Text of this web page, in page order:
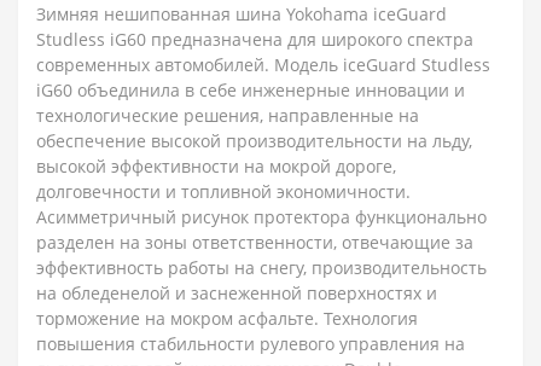
Зимняя нешипованная шина Yokohama iceGuard
Studless iG60 предназначена для широкого спектра
современных автомобилей. Модель iceGuard Studless
iG60 объединила в себе инженерные инновации и
технологические решения, направленные на
обеспечение высокой производительности на льду,
высокой эффективности на мокрой дороге,
долговечности и топливной экономичности.
Асимметричный рисунок протектора функционально
разделен на зоны ответственности, отвечающие за
эффективность работы на снегу, производительность
на обледенелой и заснеженной поверхностях и
торможение на мокром асфальте. Технология
повышения стабильности рулевого управления на